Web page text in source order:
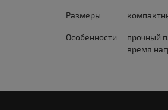
Размеры
Особенности
прочный
время